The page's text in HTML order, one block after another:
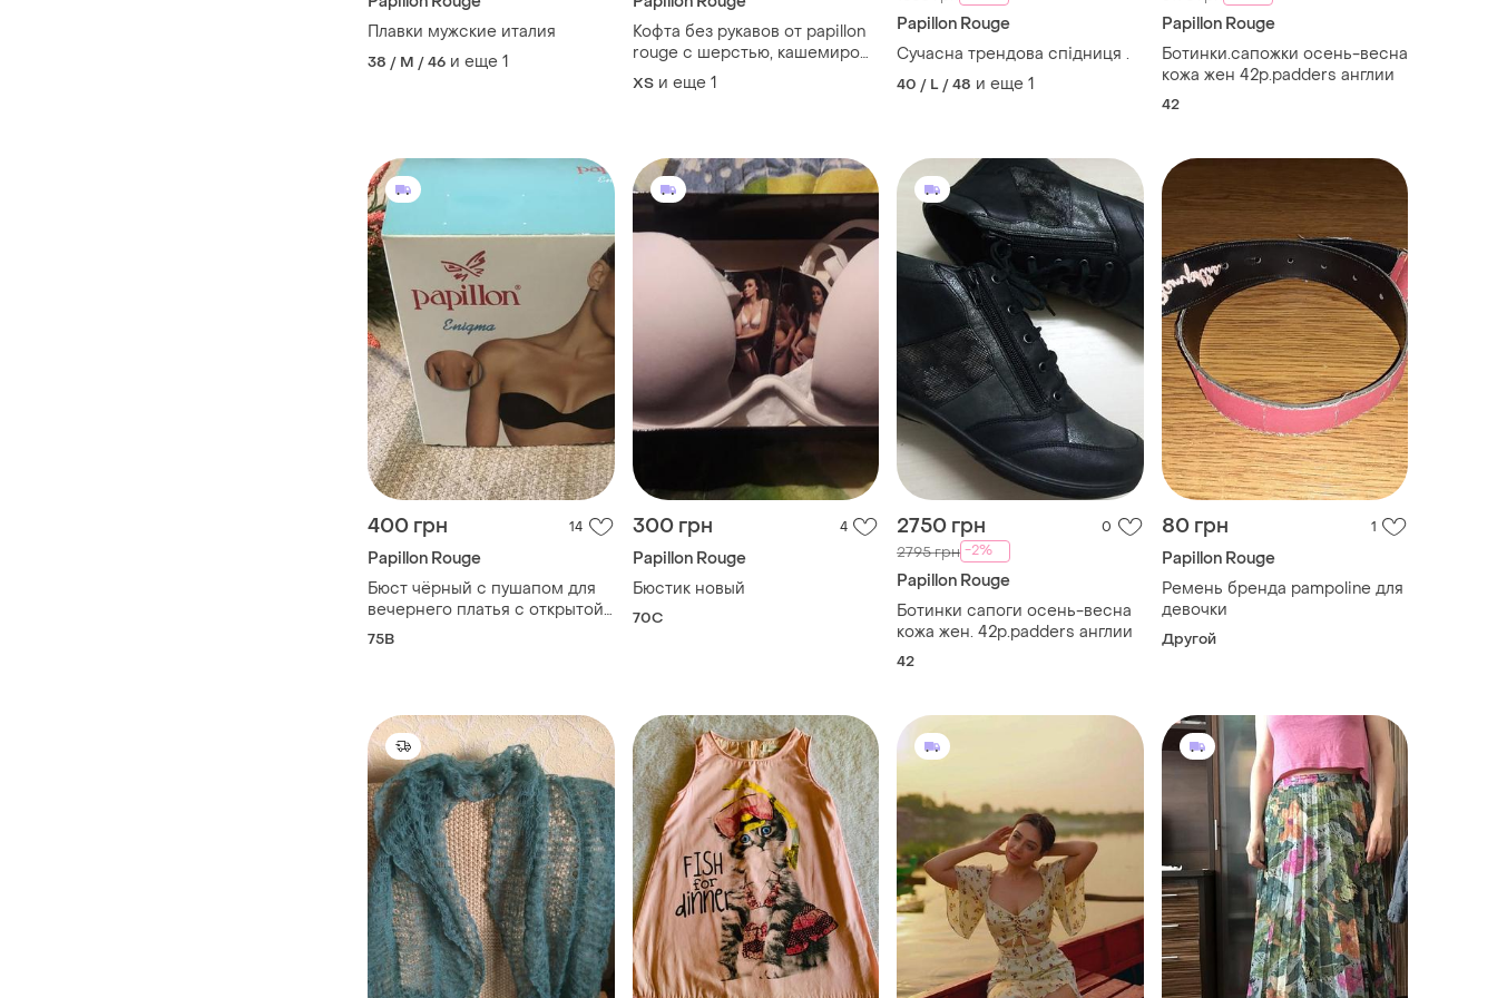
Плавки мужские италия
38 / M / 46 и еще 1
Кофта без рукавов от papillon
rouge с шерстью, кашемиром
и ангорой, натуральный
состав, очень мягкая
ХS и еще 1
Papillon Rouge
Сучасна трендова спідниця .
40 / L / 48 и еще 1
Papillon Rouge
Ботинки.сапожки осень-весна
кожа жен 42р.padders англии
42
400 грн 14
Papillon Rouge
Бюст чёрный с пушапом для
вечернего платья с открытой
спинкой
75B
300 грн 4
Papillon Rouge
Бюстик новый
70C
2750 грн 0
2795 грн -2%
Papillon Rouge
Ботинки сапоги осень-весна
кожа жен. 42р.padders англии
42
80 грн 1
Papillon Rouge
Ремень бренда pampoline для
девочки
Другой